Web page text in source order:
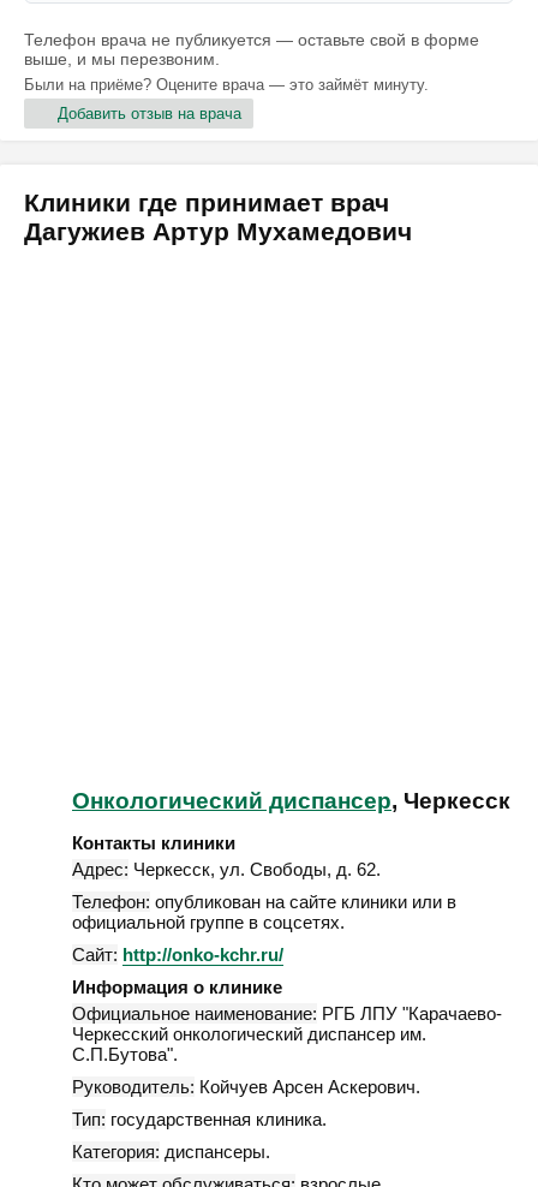
Телефон врача не публикуется — оставьте свой в форме
выше, и мы перезвоним.
Были на приёме? Оцените врача — это займёт минуту.
Добавить отзыв на врача
Клиники где принимает врач
Дагужиев Артур Мухамедович
Онкологический диспансер, Черкесск
Контакты клиники
Адрес: Черкесск, ул. Свободы, д. 62.
Телефон: опубликован на сайте клиники или в
официальной группе в соцсетях.
Сайт: http://onko-kchr.ru/
Информация о клинике
Официальное наименование: РГБ ЛПУ "Карачаево-
Черкесский онкологический диспансер им.
С.П.Бутова".
Руководитель: Койчуев Арсен Аскерович.
Тип: государственная клиника.
Категория: диспансеры.